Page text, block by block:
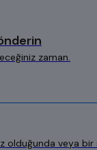
zaman.
olduğunda veya